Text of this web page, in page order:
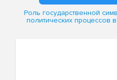
Роль государственной
политических процессов